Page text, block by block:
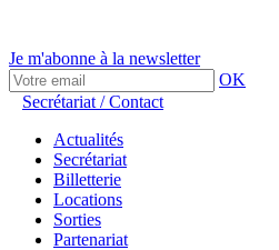
Je m'abonne à la newsletter
OK
Secrétariat / Contact
Actualités
Secrétariat
Billetterie
Locations
Sorties
Partenariat